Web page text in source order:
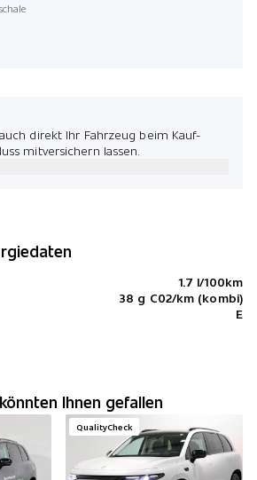
direkt Ihr Fahrzeug beim Kauf-
mitversichern lassen.
1.7 l/100km
38 g C02/km (kombi)
E
Ihnen gefallen
QualityCheck